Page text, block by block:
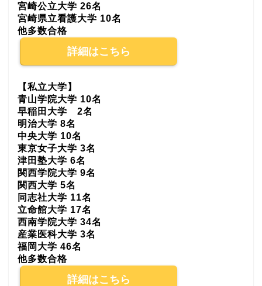
宮崎公立大学 26名
宮崎県立看護大学 10名
他多数合格
詳細はこちら
【私立大学】
青山学院大学 10名
早稲田大学 2名
明治大学 8名
中央大学 10名
東京女子大学 3名
津田塾大学 6名
関西学院大学 9名
関西大学 5名
同志社大学 11名
立命館大学 17名
西南学院大学 34名
産業医科大学 3名
福岡大学 46名
他多数合格
詳細はこちら